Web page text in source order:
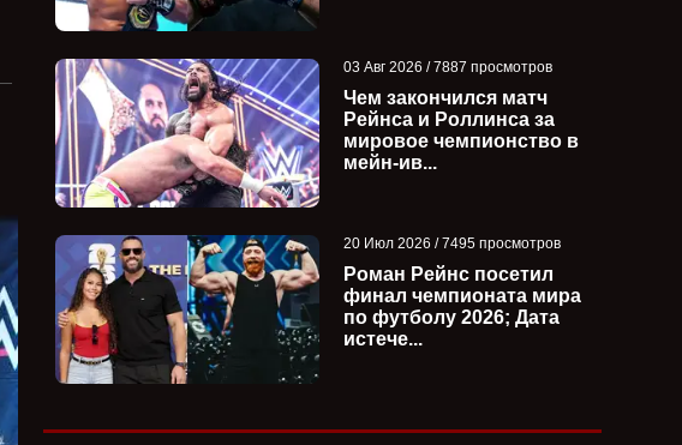
03 Авг 2026 / 7887 просмотров
Чем закончился матч
Рейнса и Роллинса за
мировое чемпионство в
мейн-ив...
20 Июл 2026 / 7495 просмотров
Роман Рейнс посетил
финал чемпионата мира
по футболу 2026; Дата
истече...